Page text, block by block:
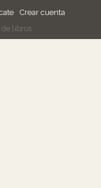
Crear cuenta
libros